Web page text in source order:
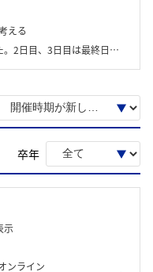
える
に向けてグループワークに取り組みました。
卒年
示
ンライン